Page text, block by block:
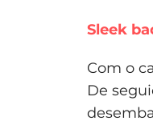
Sleek
Com o
De